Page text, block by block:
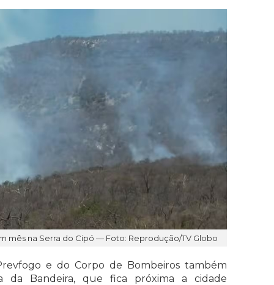
mês na Serra do Cipó — Foto: Reprodução/TV Globo
e do Corpo de Bombeiros também
da Bandeira, que fica próxima a cidade